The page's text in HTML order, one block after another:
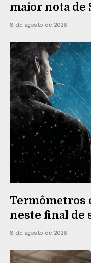
maior nota de
8 de agosto de 2026
Termômetros
neste final de
8 de agosto de 2026